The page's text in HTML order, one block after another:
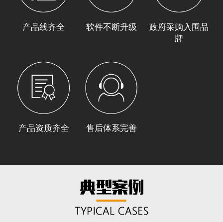
产品线齐全 软件不断升级
政府采购入围品
牌
产品资质齐全 售后体系完善